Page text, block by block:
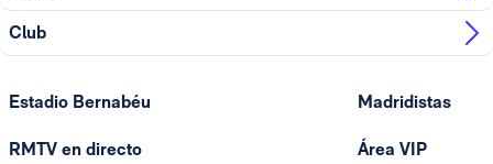
Club
Estadio Bernabéu
RMTV en directo
Madridistas
Área VIP